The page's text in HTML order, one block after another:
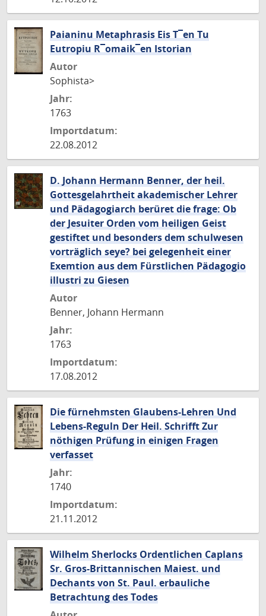
Paianinu Metaphrasis Eis T¯en Tu
Eutropiu R¯omaik¯en Istorian
Autor
Sophista>
Jahr:
1763
Importdatum:
22.08.2012
D. Johann Hermann Benner, der heil.
Gottesgelahrtheit akademischer Lehrer
und Pädagogiarch berüret die frage: Ob
der Jesuiter Orden vom heiligen Geist
gestiftet und besonders dem schulwesen
vorträglich seye? bei gelegenheit einer
Exemtion aus dem Fürstlichen Pädagogio
illustri zu Giesen
Autor
Benner, Johann Hermann
Jahr:
1763
Importdatum:
17.08.2012
Die fürnehmsten Glaubens-Lehren Und
Lebens-Reguln Der Heil. Schrifft Zur
nöthigen Prüfung in einigen Fragen
verfasset
Jahr:
1740
Importdatum:
21.11.2012
Wilhelm Sherlocks Ordentlichen Caplans
Sr. Gros-Brittannischen Maiest. und
Dechants von St. Paul. erbauliche
Betrachtung des Todes